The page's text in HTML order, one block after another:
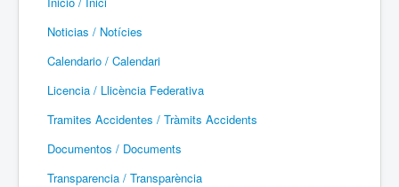
Parapente / Parapent
Ultraligeros / Ultralleugers
Vuelo Con Motor / Vol Amb Motor
Noticias / Notícies
Calendario / Calendari
Licencia / Llicència Federativa
Tramites Accidentes / Tràmits Accidents
Documentos / Documents
Transparencia / Transparència